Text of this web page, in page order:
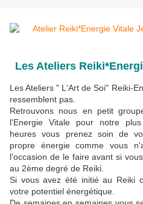
Les Ateliers
Les Ateliers " L'Art de Soi" Reiki-
ressemblent pas.
Retrouvons nous en petit
l'Energie Vitale pour notre
heures vous prenez soin de
propre énergie comme vous
l'occasion de le faire avant si
au 2ème degré de Reiki.
Si vous avez été initié au Reiki
votre potentiel énergétique.